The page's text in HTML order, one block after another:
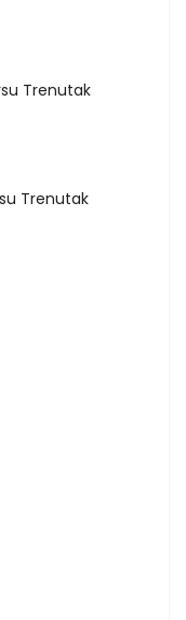
Trenutak
Trenutak